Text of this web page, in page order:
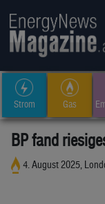
Strom Gas
BP fand
4. August 2025,